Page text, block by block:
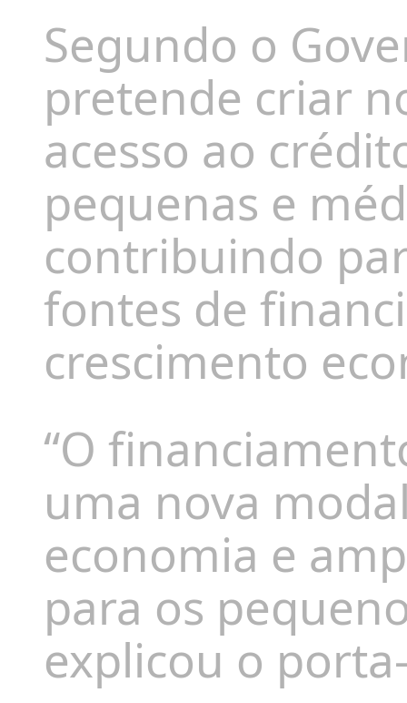
Segundo o
pretende criar
acesso ao
pequenas e
contribuindo
fontes de
crescimento
“O
uma nova
economia e
para os
explicou o